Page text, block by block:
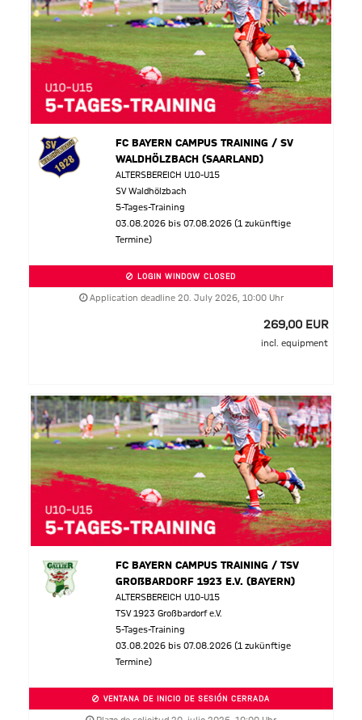
FC BAYERN CAMPUS TRAINING / SV
WALDHÖLZBACH (SAARLAND)
ALTERSBEREICH U10-U15
SV Waldhölzbach
5-Tages-Training
03.08.2026 bis 07.08.2026 (1 zukünftige
Termine)
LOGIN WINDOW CLOSED
Application deadline 20. July 2026, 10:00 Uhr
269,00 EUR
incl. equipment
FC BAYERN CAMPUS TRAINING / TSV
GROßBARDORF 1923 E.V. (BAYERN)
ALTERSBEREICH U10-U15
TSV 1923 Großbardorf e.V.
5-Tages-Training
03.08.2026 bis 07.08.2026 (1 zukünftige
Termine)
VENTANA DE INICIO DE SESIÓN CERRADA